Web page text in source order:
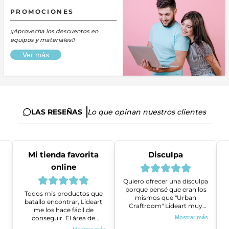
PROMOCIONES
¡¡Aprovecha los descuentos en
equipos y materiales!!
Ver más
LAS RESEÑAS Lo que opinan nuestros clientes
Mi tienda favorita
online
Todos mis productos que
batallo encontrar, Lideart
me los hace fácil de
conseguir. El área de
ventas es super amable y
Disculpa
Quiero ofrecer una disculpa
porque pensé que eran los
mismos que "Urban
Craftroom" Lideart muy
amables me ayudaron a
gestionar un problema que
Mostrar más